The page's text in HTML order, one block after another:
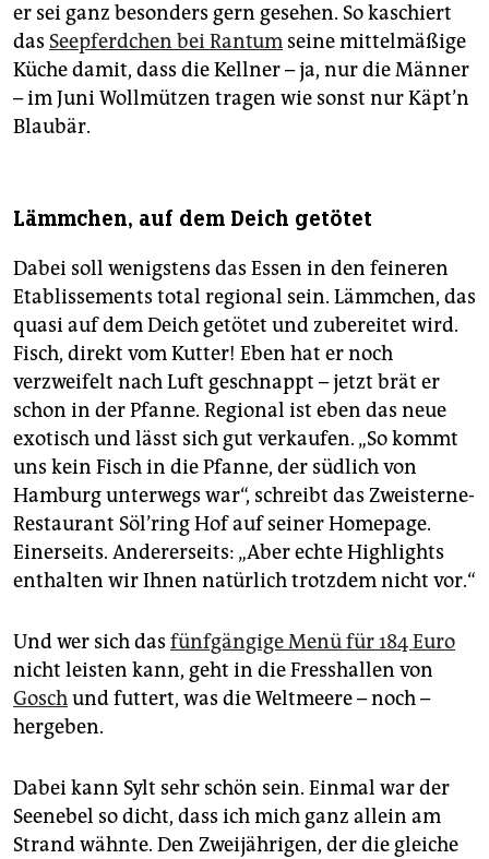
er sei ganz besonders gern gesehen. So kaschiert
das Seepferdchen bei Rantum seine mittelmäßige
Küche damit, dass die Kellner – ja, nur die Männer
– im Juni Wollmützen tragen wie sonst nur Käpt’n
Blaubär.
Lämmchen, auf dem Deich getötet
Dabei soll wenigstens das Essen in den feineren
Etablissements total regional sein. Lämmchen, das
quasi auf dem Deich getötet und zubereitet wird.
Fisch, direkt vom Kutter! Eben hat er noch
verzweifelt nach Luft geschnappt – jetzt brät er
schon in der Pfanne. Regional ist eben das neue
exotisch und lässt sich gut verkaufen. „So kommt
uns kein Fisch in die Pfanne, der südlich von
Hamburg unterwegs war“, schreibt das Zweisterne-
Restaurant Söl’ring Hof auf seiner Homepage.
Einerseits. Andererseits: „Aber echte Highlights
enthalten wir Ihnen natürlich trotzdem nicht vor.“
Und wer sich das fünfgängige Menü für 184 Euro
nicht leisten kann, geht in die Fresshallen von
Goschund futtert, was die Weltmeere – noch –
hergeben.
Dabei kann Sylt sehr schön sein. Einmal war der
Seenebel so dicht, dass ich mich ganz allein am
Strand wähnte. Den Zweijährigen, der die gleiche